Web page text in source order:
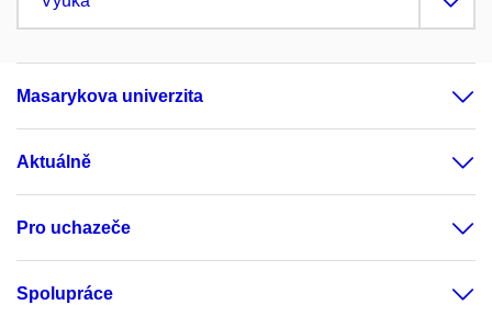
Masarykova univerzita
Aktuálně
Pro uchazeče
Spolupráce